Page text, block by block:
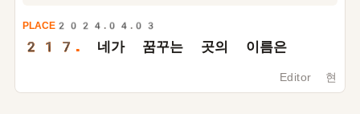
PLACE 2024.04.03
217. 네가 꿈꾸는 곳의 이름은
Editor 현